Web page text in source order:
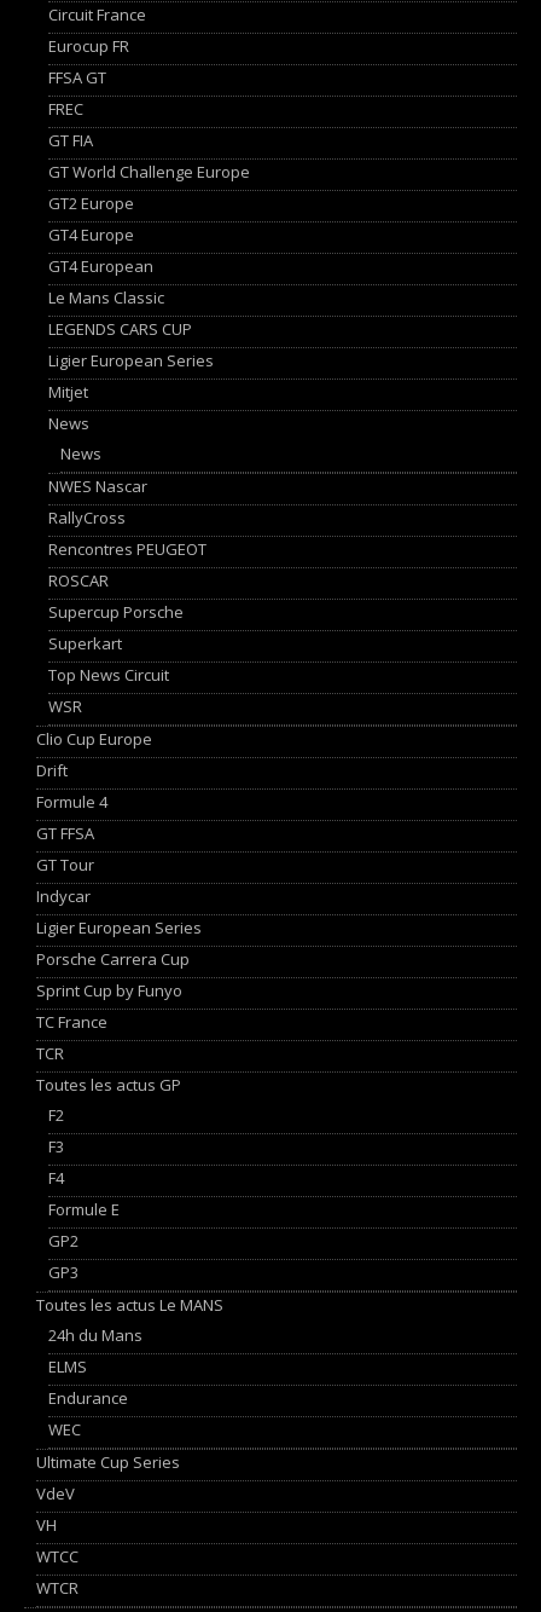
Circuit France
Eurocup FR
FFSA GT
FREC
GT FIA
GT World Challenge Europe
GT2 Europe
GT4 Europe
GT4 European
Le Mans Classic
LEGENDS CARS CUP
Ligier European Series
Mitjet
News
News
NWES Nascar
RallyCross
Rencontres PEUGEOT
ROSCAR
Supercup Porsche
Superkart
Top News Circuit
WSR
Clio Cup Europe
Drift
Formule 4
GT FFSA
GT Tour
Indycar
Ligier European Series
Porsche Carrera Cup
Sprint Cup by Funyo
TC France
TCR
Toutes les actus GP
F2
F3
F4
Formule E
GP2
GP3
Toutes les actus Le MANS
24h du Mans
ELMS
Endurance
WEC
Ultimate Cup Series
VdeV
VH
WTCC
WTCR